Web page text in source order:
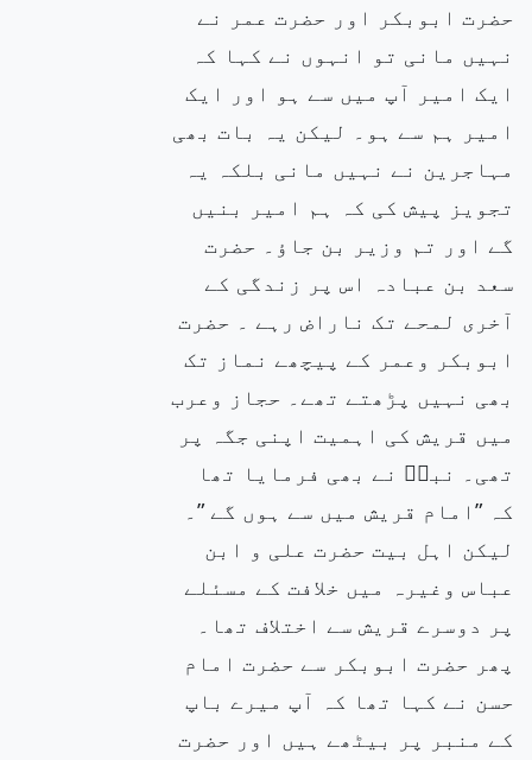
حضرت ابوبکر اور حضرت عمر نے
نہیں مانی تو انہوں نے کہا کہ
ایک امیر آپ میں سے ہو اور ایک
امیر ہم سے ہو۔ لیکن یہ بات بھی
مہاجرین نے نہیں مانی بلکہ یہ
تجویز پیش کی کہ ہم امیر بنیں
گے اور تم وزیر بن جاؤ۔ حضرت
سعد بن عبادہ اس پر زندگی کے
آخری لمحے تک ناراض رہے ۔ حضرت
ابوبکر وعمر کے پیچھے نماز تک
بھی نہیں پڑھتے تھے۔ حجاز وعرب
میں قریش کی اہمیت اپنی جگہ پر
تھی۔ نبیۖ نے بھی فرمایا تھا
کہ ”امام قریش میں سے ہوں گے ”۔
لیکن اہل بیت حضرت علی و ابن
عباس وغیرہ میں خلافت کے مسئلے
پر دوسرے قریش سے اختلاف تھا۔
پھر حضرت ابوبکر سے حضرت امام
حسن نے کہا تھا کہ آپ میرے باپ
کے منبر پر بیٹھے ہیں اور حضرت